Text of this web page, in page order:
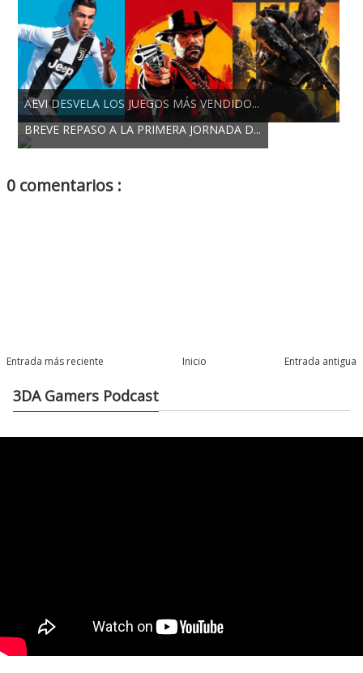
AEVI DESVELA LOS JUEGOS MÁS VENDIDO...
BREVE REPASO A LA PRIMERA JORNADA D...
0 comentarios :
Entrada más reciente Entrada antigua
Inicio
3DA Gamers Podcast